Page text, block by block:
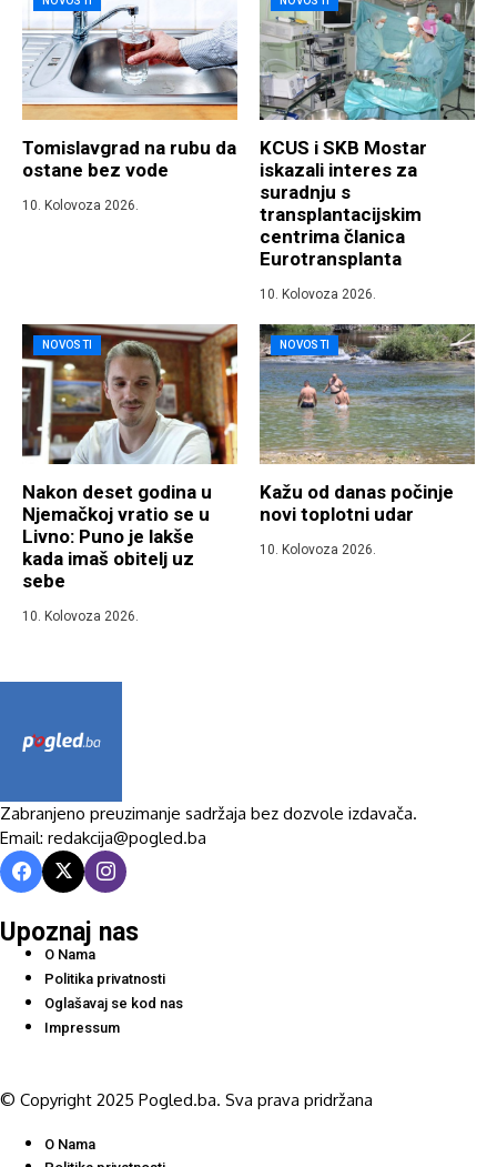
Tomislavgrad na rubu da
ostane bez vode
10. Kolovoza 2026.
KCUS i SKB Mostar
iskazali interes za
suradnju s
transplantacijskim
centrima članica
Eurotransplanta
10. Kolovoza 2026.
NOVOSTI
Nakon deset godina u
Njemačkoj vratio se u
Livno: Puno je lakše
kada imaš obitelj uz
sebe
10. Kolovoza 2026.
NOVOSTI
Kažu od danas počinje
novi toplotni udar
10. Kolovoza 2026.
Zabranjeno preuzimanje sadržaja bez dozvole izdavača.
Email: redakcija@pogled.ba
Upoznaj nas
O Nama
Politika privatnosti
Oglašavaj se kod nas
Impressum
© Copyright 2025 Pogled.ba. Sva prava pridržana
O Nama